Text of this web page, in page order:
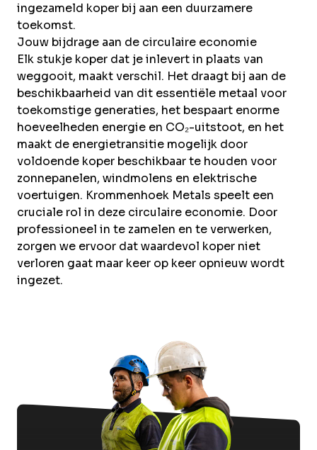
ingezameld koper bij aan een duurzamere
toekomst.
Jouw bijdrage aan de circulaire economie
Elk stukje koper dat je inlevert in plaats van
weggooit, maakt verschil. Het draagt bij aan de
beschikbaarheid van dit essentiële metaal voor
toekomstige generaties, het bespaart enorme
hoeveelheden energie en CO₂-uitstoot, en het
maakt de energietransitie mogelijk door
voldoende koper beschikbaar te houden voor
zonnepanelen, windmolens en elektrische
voertuigen. Krommenhoek Metals speelt een
cruciale rol in deze circulaire economie. Door
professioneel in te zamelen en te verwerken,
zorgen we ervoor dat waardevol koper niet
verloren gaat maar keer op keer opnieuw wordt
ingezet.